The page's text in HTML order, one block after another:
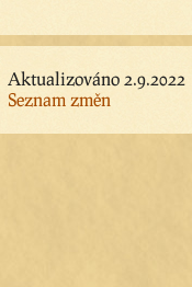
Aktualizováno 2.9.2022
Seznam změn